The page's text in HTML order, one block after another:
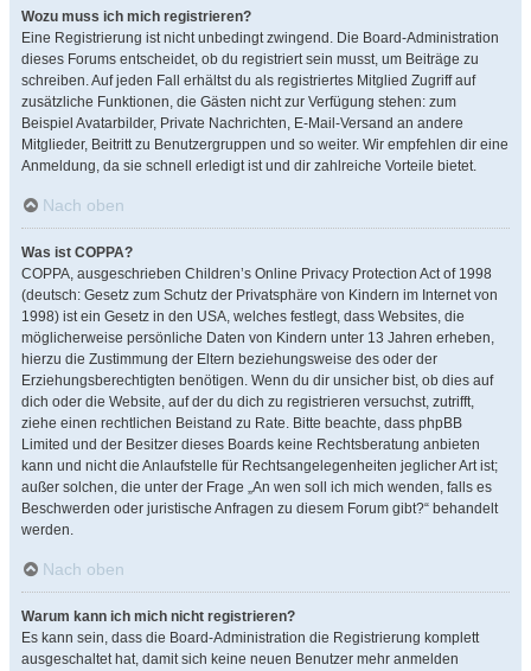
Wozu muss ich mich registrieren?
Eine Registrierung ist nicht unbedingt zwingend. Die Board-Administration
dieses Forums entscheidet, ob du registriert sein musst, um Beiträge zu
schreiben. Auf jeden Fall erhältst du als registriertes Mitglied Zugriff auf
zusätzliche Funktionen, die Gästen nicht zur Verfügung stehen: zum
Beispiel Avatarbilder, Private Nachrichten, E-Mail-Versand an andere
Mitglieder, Beitritt zu Benutzergruppen und so weiter. Wir empfehlen dir eine
Anmeldung, da sie schnell erledigt ist und dir zahlreiche Vorteile bietet.
Nach oben
Was ist COPPA?
COPPA, ausgeschrieben Children’s Online Privacy Protection Act of 1998
(deutsch: Gesetz zum Schutz der Privatsphäre von Kindern im Internet von
1998) ist ein Gesetz in den USA, welches festlegt, dass Websites, die
möglicherweise persönliche Daten von Kindern unter 13 Jahren erheben,
hierzu die Zustimmung der Eltern beziehungsweise des oder der
Erziehungsberechtigten benötigen. Wenn du dir unsicher bist, ob dies auf
dich oder die Website, auf der du dich zu registrieren versuchst, zutrifft,
ziehe einen rechtlichen Beistand zu Rate. Bitte beachte, dass phpBB
Limited und der Besitzer dieses Boards keine Rechtsberatung anbieten
kann und nicht die Anlaufstelle für Rechtsangelegenheiten jeglicher Art ist;
außer solchen, die unter der Frage „An wen soll ich mich wenden, falls es
Beschwerden oder juristische Anfragen zu diesem Forum gibt?“ behandelt
werden.
Nach oben
Warum kann ich mich nicht registrieren?
Es kann sein, dass die Board-Administration die Registrierung komplett
ausgeschaltet hat, damit sich keine neuen Benutzer mehr anmelden